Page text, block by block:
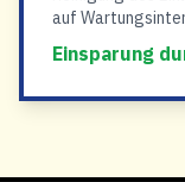
auf
Einsparung